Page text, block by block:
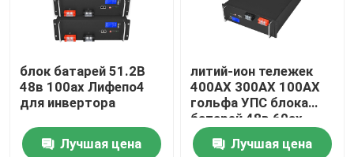
блок батарей 51.2В
48в 100ах Лифепо4
для инвертора
Лучшая цена
литий-ион тележек
400АХ 300АХ 100АХ
гольфа УПС блока
батарей 48в 60ах
Лифепо4
Лучшая цена